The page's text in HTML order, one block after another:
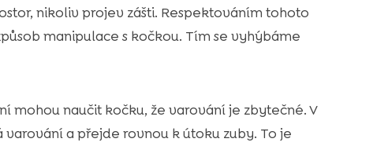
nikoliv projev zášti. Respektováním tohoto
manipulace s kočkou. Tím se vyhýbáme
mohou naučit kočku, že varování je zbytečné. V
a přejde rovnou k útoku zuby. To je